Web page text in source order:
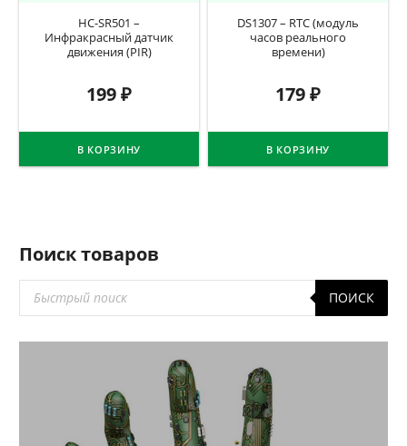
HC-SR501 –
Инфракрасный датчик
движения (PIR)
199₽
В КОРЗИНУ
DS1307 – RTC (модуль
часов реального
времени)
179₽
В КОРЗИНУ
Поиск товаров
товаров
ПОИСК